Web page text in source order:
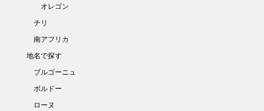
オレゴン
チリ
南アフリカ
地名で探す
ブルゴーニュ
ボルドー
ローヌ